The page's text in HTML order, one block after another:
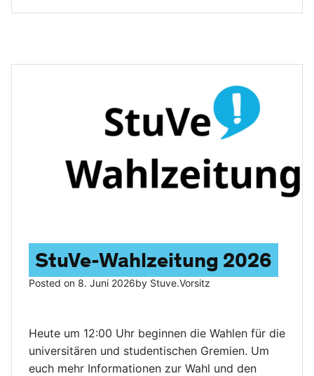
StuVe-Wahlzeitung 2026
Posted on 8. Juni 2026by Stuve.vorsitz
Heute um 12:00 Uhr beginnen die Wahlen für die
universitären und studentischen Gremien. Um
euch mehr Informationen zur Wahl und den